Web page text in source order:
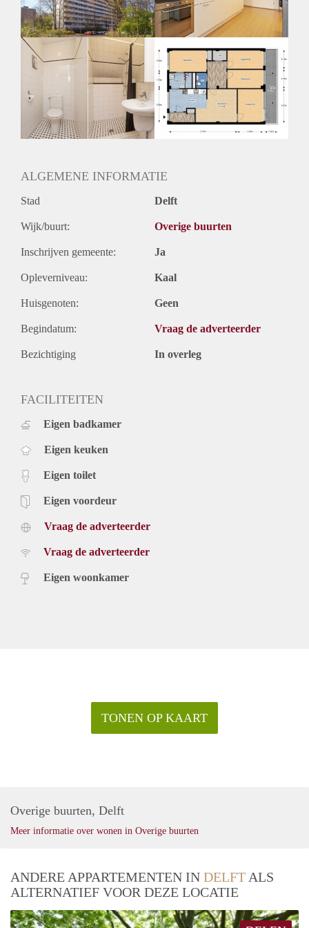
Huurtermijn
Onbepaalde termijn
Oplevering
Kaal
ALGEMENE INFORMATIE
Stad Delft
Wijk/buurt: Overige buurten
Inschrijven gemeente: Ja
Opleverniveau: Kaal
Huisgenoten: Geen
Begindatum: Vraag de adverteerder
Bezichtiging In overleg
FACILITEITEN
Eigen badkamer
Eigen keuken
Eigen toilet
Eigen voordeur
Vraag de adverteerder
Vraag de adverteerder
Eigen woonkamer
TONEN OP KAART
Overige buurten, Delft
Meer informatie over wonen in Overige buurten
ANDERE APPARTEMENTEN IN DELFT ALS
ALTERNATIEF VOOR DEZE LOCATIE